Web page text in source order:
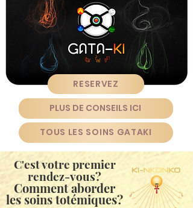
RESERVEZ
PLUS DE CONSEILS ICI
TOUS LES SOINS GATAKI
C'est votre premier
rendez-vous?
Comment aborder
les soins totémiques?